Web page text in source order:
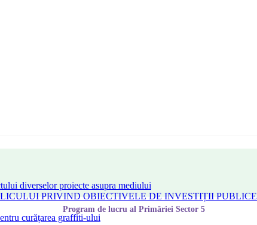
diverselor proiecte asupra mediului
PRIVIND OBIECTIVELE DE INVESTIȚII PUBLICE
curățarea graffiti-ului
Program de lucru al Primăriei Sector 5